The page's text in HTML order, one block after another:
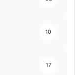
10
17